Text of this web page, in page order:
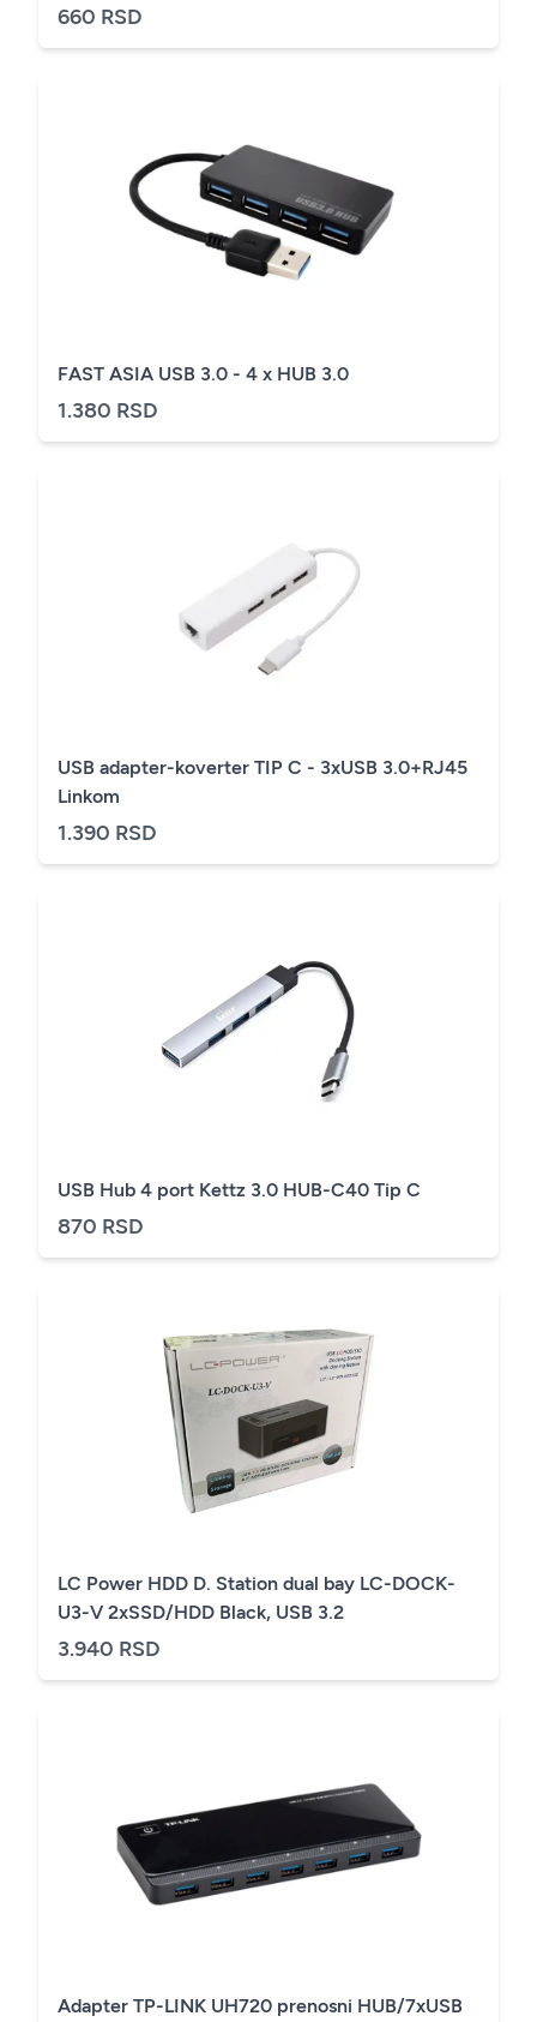
660 RSD
FAST ASIA USB 3.0 - 4 x HUB 3.0
1.380 RSD
USB adapter-koverter TIP C - 3xUSB 3.0+RJ45
Linkom
1.390 RSD
USB Hub 4 port Kettz 3.0 HUB-C40 Tip C
870 RSD
LC Power HDD D. Station dual bay LC-DOCK-
U3-V 2xSSD/HDD Black, USB 3.2
3.940 RSD
Adapter TP-LINK UH720 prenosni HUB/7xUSB